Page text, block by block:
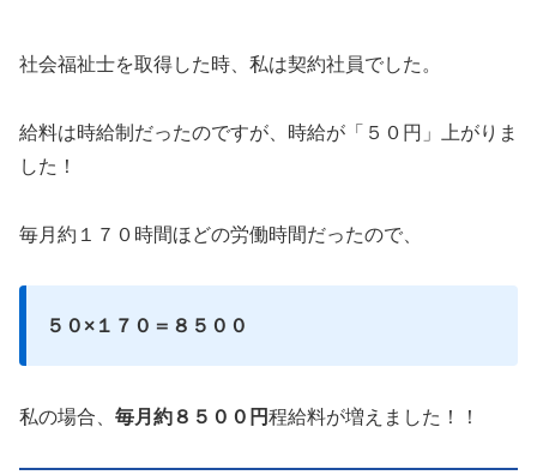
社会福祉士を取得した時、私は契約社員でした。
給料は時給制だったのですが、時給が「５０円」上がりま
した！
毎月約１７０時間ほどの労働時間だったので、
５０×１７０＝８５００
私の場合、 毎月約８５００円程給料が増えました！！